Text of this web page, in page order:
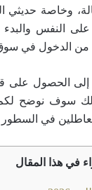
وخاصة حديثي
على النفس
من الدخول في
إلى الحصول
سوف نوضح
في السطور
في هذا المقال